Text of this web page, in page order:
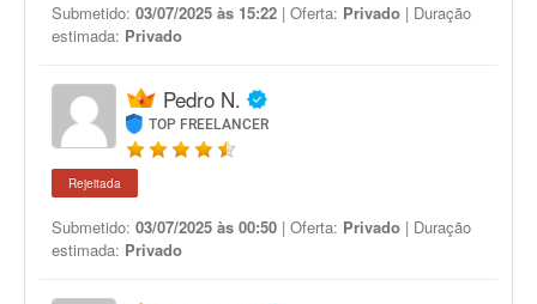
Submetido: 03/07/2025 às 15:22 | Oferta: Privado | Duração
estimada: Privado
Pedro N.
TOP FREELANCER
Rejeitada
Submetido: 03/07/2025 às 00:50 | Oferta: Privado | Duração
estimada: Privado